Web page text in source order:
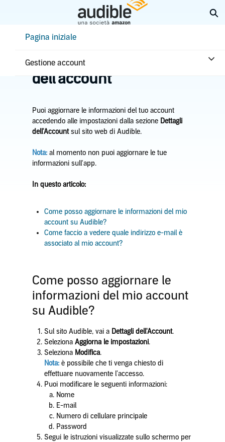
principalePagina iniziale
Gestione account
Pagina iniziale
Gestire le informazioni
dell'account
Puoi aggiornare le informazioni del tuo account
accedendo alle impostazioni dalla sezione Dettagli
dell'Accountsul sito web di Audible.
Nota: al momento non puoi aggiornare le tue
informazioni sull'app.
In questo articolo:
Come posso aggiornare le informazioni del mio
account su Audible?
Come faccio a vedere quale indirizzo e-mail è
associato al mio account?
Come posso aggiornare le
informazioni del mio account
su Audible?
Sul sito Audible, vai a Dettagli dell'Account.
Seleziona Aggiorna le impostazioni.
Seleziona Modifica.
Nota:è possibile che ti venga chiesto di
effettuare nuovamente l’accesso.
Puoi modificare le seguenti informazioni:
Nome
E-mail
Numero di cellulare principale
Password
Segui le istruzioni visualizzate sullo schermo per